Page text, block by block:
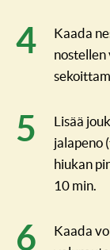
Kaada
nostellen
Lisää
jalapeno
hiukan
10 min.
Kaada